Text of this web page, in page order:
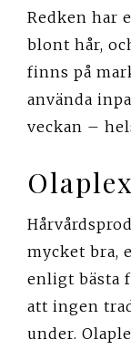
Redken har
blont hår,
finns på
använda
veckan –
Olaplex
mycket bra,
enligt bästa
att ingen
under.